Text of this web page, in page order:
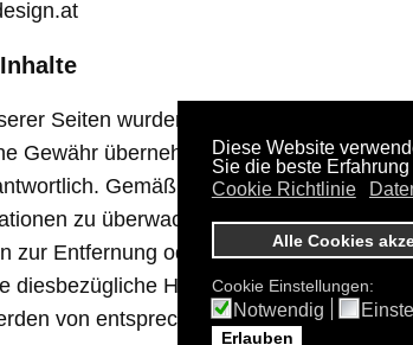
Seiten wurden mit größter Sorgfalt
Gewähr übernehmen. Als
Gemäß Gesetz sind wir als
zu überwachen oder nach
zur Entfernung oder Sperrung der
diesbezügliche Haftung ist jedoch erst
von entsprechenden